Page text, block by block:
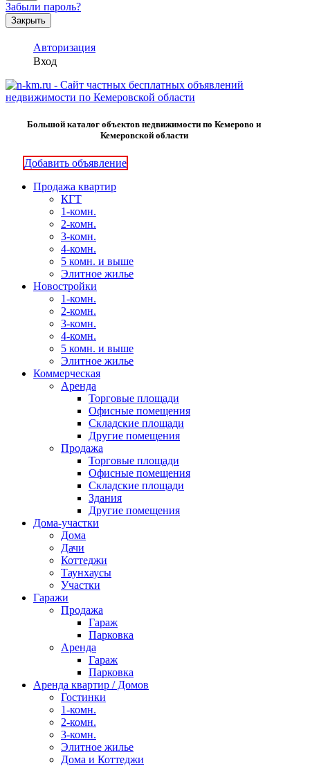
Забыли пароль?
Закрыть
Авторизация
Вход
Большой каталог объектов недвижимости по Кемерово и
Кемеровской области
Добавить объявление
Продажа квартир
КГТ
1-комн.
2-комн.
3-комн.
4-комн.
5 комн. и выше
Элитное жилье
Новостройки
1-комн.
2-комн.
3-комн.
4-комн.
5 комн. и выше
Элитное жилье
Коммерческая
Аренда
Торговые площади
Офисные помещения
Складские площади
Другие помещения
Продажа
Торговые площади
Офисные помещения
Складские площади
Здания
Другие помещения
Дома-участки
Дома
Дачи
Коттеджи
Таунхаусы
Участки
Гаражи
Продажа
Гараж
Парковка
Аренда
Гараж
Парковка
Аренда квартир / Домов
Гостинки
1-комн.
2-комн.
3-комн.
Элитное жилье
Дома и Коттеджи